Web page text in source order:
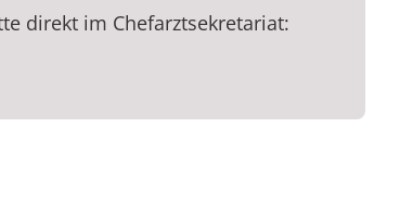
direkt im Chefarztsekretariat: